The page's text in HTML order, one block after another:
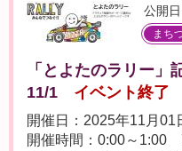
公開
まち
「とよたのラリー
11/1
イベント終了
開催日：2025年11月01
開催時間：0:00～